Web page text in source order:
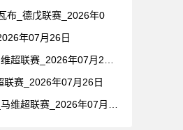
布_德戊联赛_2026年0
年07月26日
联赛_2026年07月26日